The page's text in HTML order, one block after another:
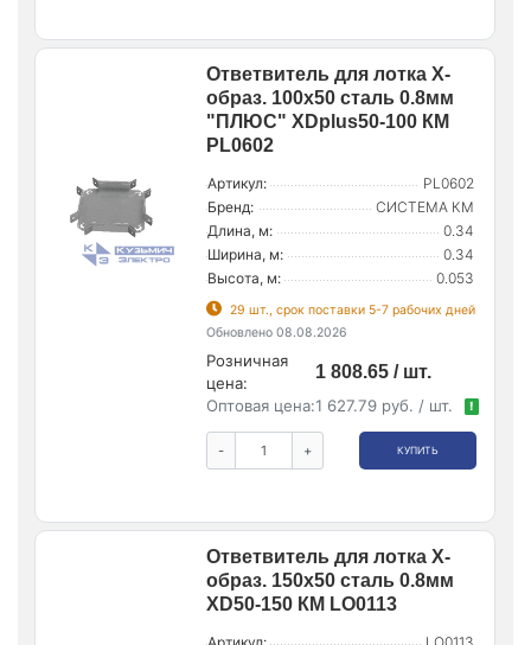
Ответвитель для лотка Х-
образ. 100х50 сталь 0.8мм
"ПЛЮС" XDplus50-100 КМ
PL0602
Артикул:
PL0602
Бренд:
СИСТЕМА КМ
Длина, м:
0.34
Ширина, м:
0.34
Высота, м:
0.053
29 шт., срок поставки 5-7 рабочих дней
Обновлено 08.08.2026
Розничная
цена:
1 808.65 / шт.
Оптовая цена:1 627.79 руб. / шт. !
- + КУПИТЬ
Ответвитель для лотка Х-
образ. 150х50 сталь 0.8мм
XD50-150 КМ LO0113